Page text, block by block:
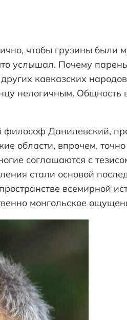
чтобы грузины были
услышал. Почему
кавказских
нелогичным.
философ Данилевский,
области, впрочем,
соглашаются с
стали основой
всемирной
монгольское